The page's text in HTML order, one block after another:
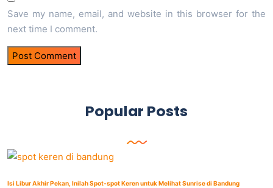
Save my name, email, and website in this browser for the
next time I comment.
Popular Posts
Isi Libur Akhir Pekan, Inilah Spot-spot Keren untuk Melihat Sunrise di Bandung